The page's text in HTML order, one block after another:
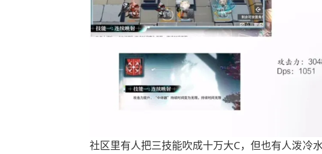
社区里有人把三技能吹成十万大C，但也有人泼冷